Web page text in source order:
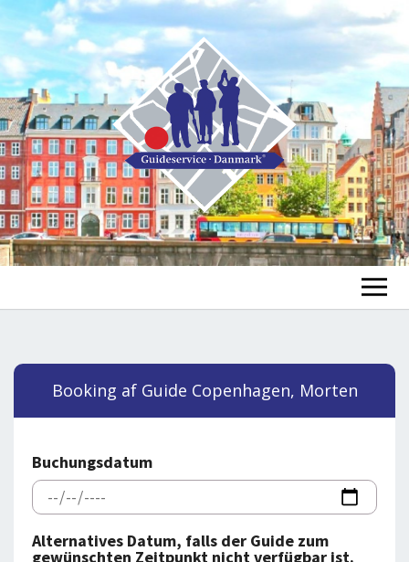
TOUR FINDEN
BUCHUNG
VORTRAG
ÜBER UNS
LOG IND
Booking af Guide Copenhagen, Morten
Buchungsdatum
Alternatives Datum, falls der Guide zum
gewünschten Zeitpunkt nicht verfügbar ist.